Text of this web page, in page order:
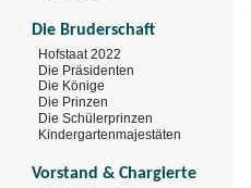
Die Bruderschaft
Hofstaat 2022
Die Präsidenten
Die Könige
Die Prinzen
Die Schülerprinzen
Kindergartenmajestäten
Vorstand & Chargierte